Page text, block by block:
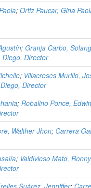
; Ortiz Paucar, Gina
; Granja Carbo,
Director
; Villacreses Murillo,
Director
; Robalino Ponce,
Walther Jhon; Carrera
; Valdivieso Mato,
Suárez, Jenniffer;